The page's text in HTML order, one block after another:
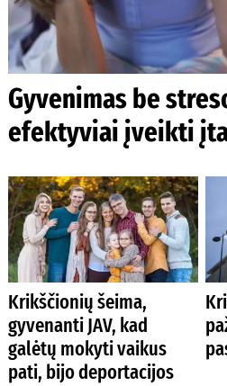
Gyvenimas be
efektyviai įveikti
Krikščionių šeima,
gyvenanti JAV, kad
galėtų mokyti vaikus
pati, bijo deportacijos